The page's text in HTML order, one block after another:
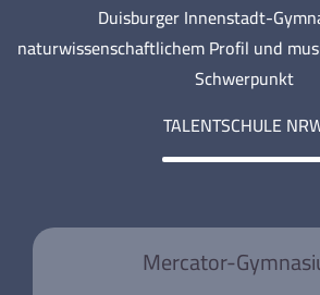
Duisburger Innenstadt-
naturwissenschaftlichem Profil und
Schwerpunkt
TALENTSCHULE
Mercator-